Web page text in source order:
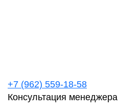
+7 (962) 559-18-58
Консультация менеджера